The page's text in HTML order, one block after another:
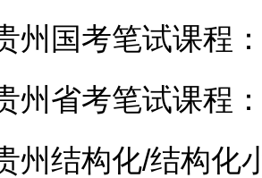
州国考笔试课程
州省考笔试课程
州结构化/结构化